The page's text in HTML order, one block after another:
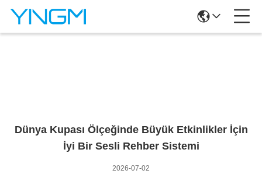
Dünya Kupası Ölçeğinde Büyük Etkinlikler İçin
İyi Bir Sesli Rehber Sistemi
2026-07-02